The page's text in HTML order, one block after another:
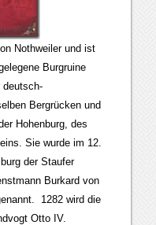
Nothweiler und ist
Burgruine
deutsch-
Bergrücken und
Hohenburg, des
Sie wurde im 12.
der Staufer
Burkard von
1282 wird die
Otto IV.